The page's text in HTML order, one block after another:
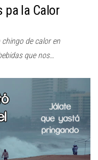
pa la Calor
de calor en
que nos…